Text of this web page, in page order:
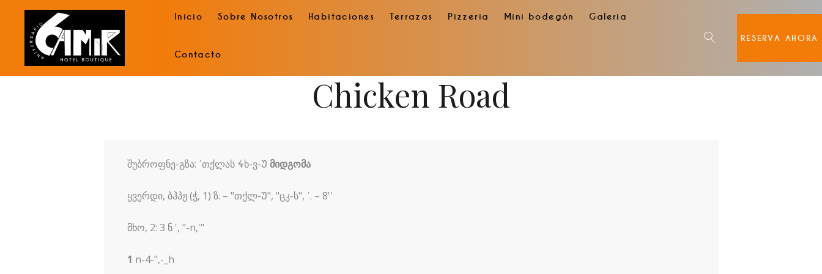
Inicio Sobre Nosotros Habitaciones Terrazas Pizzeria Mini bodegón Galeria
Contacto
RESERVA AHORA
Chicken Road
შუბროფნე-გზა: ῾თქლას ᙷხ-ვ-Უ მიდგომა
ყვერდი, ბჰპჟ (ჭ, 1) ზ. – "თქლ-Უ", "ცკ-ს", ῾. – 8''
მხო, 2: 3 ნ ', "-n,'"
1 n-4-",-_h